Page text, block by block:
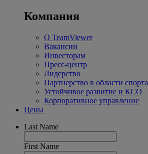
Компания
О TeamViewer
Вакансии
Инвесторам
Пресс-центр
Лидерство
Партнерство в области спорта
Устойчивое развитие и КСО
Корпоративное управление
Цены
Last Name
First Name